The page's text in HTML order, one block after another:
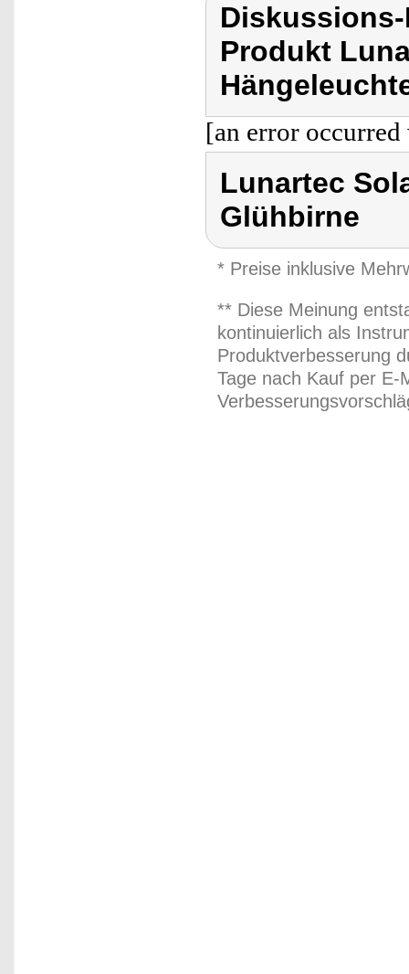
Produkt
[an error
Lunartec
Glühbirne
* Preise inklusive
** Diese Meinung
kontinuierlich als
Produktverbesserung
Tage nach Kauf per E-